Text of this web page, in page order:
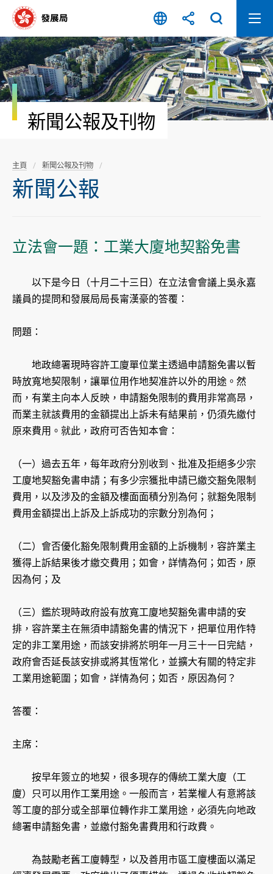
容
開
始
新聞公報及刊物
主頁 新聞公報及刊物
新聞公報
立法會一題：工業大廈地契豁免書
以下是今日（十月二十三日）在立法會會議上吳永嘉
議員的提問和發展局局長甯漢豪的答覆：
問題：
地政總署現時容許工廈單位業主透過申請豁免書以暫
時放寬地契限制，讓單位用作地契准許以外的用途。然
而，有業主向本人反映，申請豁免限制的費用非常高昂，
而業主就該費用的金額提出上訴未有結果前，仍須先繳付
原來費用。就此，政府可否告知本會：
（一）過去五年，每年政府分別收到、批准及拒絕多少宗
工廈地契豁免書申請；有多少宗獲批申請已繳交豁免限制
費用，以及涉及的金額及樓面面積分別為何；就豁免限制
費用金額提出上訴及上訴成功的宗數分別為何；
（二）會否優化豁免限制費用金額的上訴機制，容許業主
獲得上訴結果後才繳交費用；如會，詳情為何；如否，原
因為何；及
（三）鑑於現時政府設有放寬工廈地契豁免書申請的安
排，容許業主在無須申請豁免書的情況下，把單位用作特
定的非工業用途，而該安排將於明年一月三十一日完結，
政府會否延長該安排或將其恆常化，並擴大有關的特定非
工業用途範圍；如會，詳情為何；如否，原因為何？
答覆：
主席：
按早年簽立的地契，很多現存的傳統工業大廈（工
廈）只可以用作工業用途。一般而言，若業權人有意將該
等工廈的部分或全部單位轉作非工業用途，必須先向地政
總署申請豁免書，並繳付豁免書費用和行政費。
為鼓勵老舊工廈轉型，以及善用市區工廈樓面以滿足